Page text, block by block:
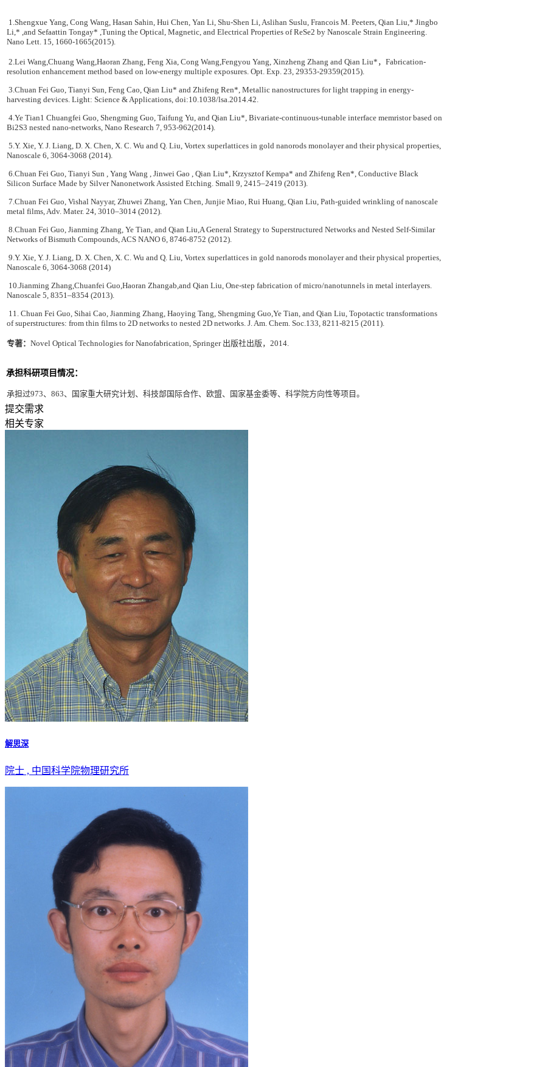
1.Shengxue Yang, Cong Wang, Hasan Sahin, Hui Chen, Yan Li, Shu-Shen Li, Aslihan Suslu, Francois M. Peeters, Qian Liu,* Jingbo
Li,* ,and Sefaattin Tongay* ,Tuning the Optical, Magnetic, and Electrical Properties of ReSe2 by Nanoscale Strain Engineering.
Nano Lett. 15, 1660-1665(2015).
2.Lei Wang,Chuang Wang,Haoran Zhang, Feng Xia, Cong Wang,Fengyou Yang, Xinzheng Zhang and Qian Liu*，Fabrication-
resolution enhancement method based on low-energy multiple exposures. Opt. Exp. 23, 29353-29359(2015).
3.Chuan Fei Guo, Tianyi Sun, Feng Cao, Qian Liu* and Zhifeng Ren*, Metallic nanostructures for light trapping in energy-
harvesting devices. Light: Science & Applications, doi:10.1038/lsa.2014.42.
4.Ye Tian1 Chuangfei Guo, Shengming Guo, Taifung Yu, and Qian Liu*, Bivariate-continuous-tunable interface memristor based on
Bi2S3 nested nano-networks, Nano Research 7, 953-962(2014).
5.Y. Xie, Y. J. Liang, D. X. Chen, X. C. Wu and Q. Liu, Vortex superlattices in gold nanorods monolayer and their physical properties,
Nanoscale 6, 3064-3068 (2014).
6.Chuan Fei Guo, Tianyi Sun , Yang Wang , Jinwei Gao , Qian Liu*, Krzysztof Kempa* and Zhifeng Ren*, Conductive Black
Silicon Surface Made by Silver Nanonetwork Assisted Etching. Small 9, 2415–2419 (2013).
7.Chuan Fei Guo, Vishal Nayyar, Zhuwei Zhang, Yan Chen, Junjie Miao, Rui Huang, Qian Liu, Path-guided wrinkling of nanoscale
metal films, Adv. Mater. 24, 3010–3014 (2012).
8.Chuan Fei Guo, Jianming Zhang, Ye Tian, and Qian Liu,A General Strategy to Superstructured Networks and Nested Self-Similar
Networks of Bismuth Compounds, ACS NANO 6, 8746-8752 (2012).
9.Y. Xie, Y. J. Liang, D. X. Chen, X. C. Wu and Q. Liu, Vortex superlattices in gold nanorods monolayer and their physical properties,
Nanoscale 6, 3064-3068 (2014)
10.Jianming Zhang,Chuanfei Guo,Haoran Zhangab,and Qian Liu, One-step fabrication of micro/nanotunnels in metal interlayers.
Nanoscale 5, 8351–8354 (2013).
11. Chuan Fei Guo, Sihai Cao, Jianming Zhang, Haoying Tang, Shengming Guo,Ye Tian, and Qian Liu, Topotactic transformations
of superstructures: from thin films to 2D networks to nested 2D networks. J. Am. Chem. Soc.133, 8211-8215 (2011).
专著： Novel Optical Technologies for Nanofabrication, Springer 出版社出版，2014.
承担科研项目情况：
承担过973、863、国家重大研究计划、科技部国际合作、欧盟、国家基金委等、科学院方向性等项目。
提交需求
相关专家
解思深
院士 , 中国科学院物理研究所